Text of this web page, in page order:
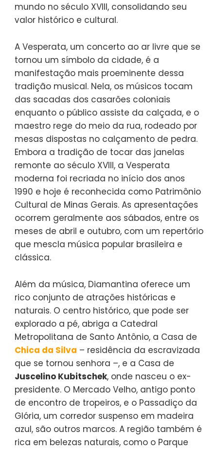
mundo no século XVIII, consolidando seu
valor histórico e cultural.
A Vesperata, um concerto ao ar livre que se
tornou um símbolo da cidade, é a
manifestação mais proeminente dessa
tradição musical. Nela, os músicos tocam
das sacadas dos casarões coloniais
enquanto o público assiste da calçada, e o
maestro rege do meio da rua, rodeado por
mesas dispostas no calçamento de pedra.
Embora a tradição de tocar das janelas
remonte ao século XVIII, a Vesperata
moderna foi recriada no início dos anos
1990 e hoje é reconhecida como Patrimônio
Cultural de Minas Gerais. As apresentações
ocorrem geralmente aos sábados, entre os
meses de abril e outubro, com um repertório
que mescla música popular brasileira e
clássica.
Além da música, Diamantina oferece um
rico conjunto de atrações históricas e
naturais. O centro histórico, que pode ser
explorado a pé, abriga a Catedral
Metropolitana de Santo Antônio, a Casa de
Chica da Silva – residência da escravizada
que se tornou senhora –, e a Casa de
Juscelino Kubitschek, onde nasceu o ex-
presidente. O Mercado Velho, antigo ponto
de encontro de tropeiros, e o Passadiço da
Glória, um corredor suspenso em madeira
azul, são outros marcos. A região também é
rica em belezas naturais, como o Parque